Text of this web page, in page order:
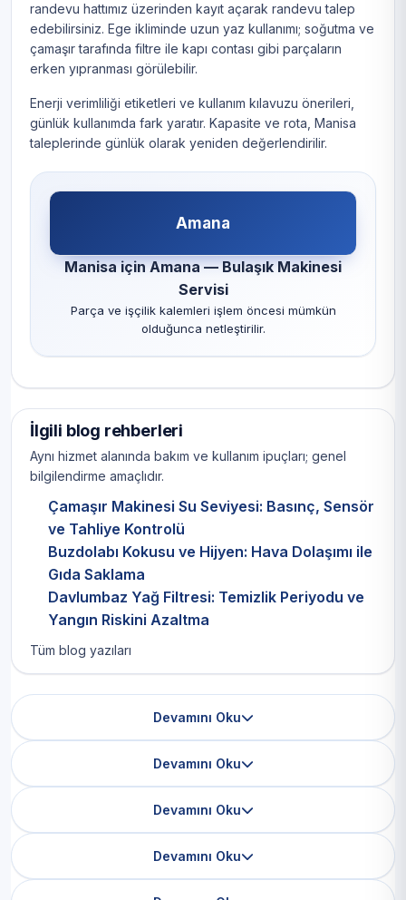
randevu hattımız üzerinden kayıt açarak randevu talep
edebilirsiniz. Ege ikliminde uzun yaz kullanımı; soğutma ve
çamaşır tarafında filtre ile kapı contası gibi parçaların
erken yıpranması görülebilir.
Enerji verimliliği etiketleri ve kullanım kılavuzu önerileri,
günlük kullanımda fark yaratır. Kapasite ve rota, Manisa
taleplerinde günlük olarak yeniden değerlendirilir.
Amana
Manisa için Amana — Bulaşık Makinesi
Servisi
Parça ve işçilik kalemleri işlem öncesi mümkün
olduğunca netleştirilir.
İlgili blog rehberleri
Aynı hizmet alanında bakım ve kullanım ipuçları; genel
bilgilendirme amaçlıdır.
Çamaşır Makinesi Su Seviyesi: Basınç, Sensör
ve Tahliye Kontrolü
Buzdolabı Kokusu ve Hijyen: Hava Dolaşımı ile
Gıda Saklama
Davlumbaz Yağ Filtresi: Temizlik Periyodu ve
Yangın Riskini Azaltma
Tüm blog yazıları
Devamını Oku
Devamını Oku
Devamını Oku
Devamını Oku